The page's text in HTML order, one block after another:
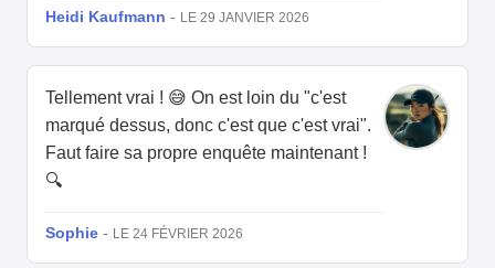
Heidi Kaufmann - LE 29 JANVIER 2026
Tellement vrai ! 😅 On est loin du "c'est
marqué dessus, donc c'est que c'est vrai".
Faut faire sa propre enquête maintenant !
🔍
Sophie - LE 24 FÉVRIER 2026